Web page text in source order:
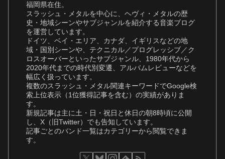
福岡県在住。
スラッシュ・メタルを中心に、ヘヴィ・メタルの歴
史・地域シーンやサブジャンルを紹介する音楽ブログ
を運営しています。
ドイツ、ベイ・エリア、カナダ、イギリスなどの地
域・国別シーンや、テクニカル／プログレッシブ／ク
ロスオーバーといったサブジャンル、1980年代から
2020年代までの時代別変遷、アルバムレビューなどを
幅広く扱っています。
複数のスラッシュ・メタル関連キーワードでGoogle検
索上位表示（1位獲得記事を含む）の実績がありま
す。
新規記事は主に土・日・祝日と休日の朝8時頃に公開
し、X（旧Twitter）でも告知しています。
記事ごとのバンド一覧はカテゴリーから閲覧できま
す。